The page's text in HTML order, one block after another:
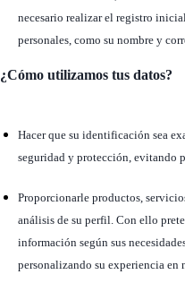
necesario realizar el registro
personales, como su nombre y
¿Cómo utilizamos tus datos?
Hacer que su identificación sea
seguridad y protección, evitando
Proporcionarle productos,
análisis de su perfil. Con ello
información según sus
personalizando su experiencia en